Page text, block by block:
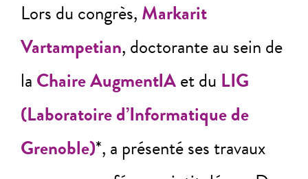
Lors du congrès, Markarit
Vartampetian, doctorante au sein de
la Chaire AugmentIAet du LIG
(Laboratoire d’Informatique de
Grenoble)*, a présenté ses travaux